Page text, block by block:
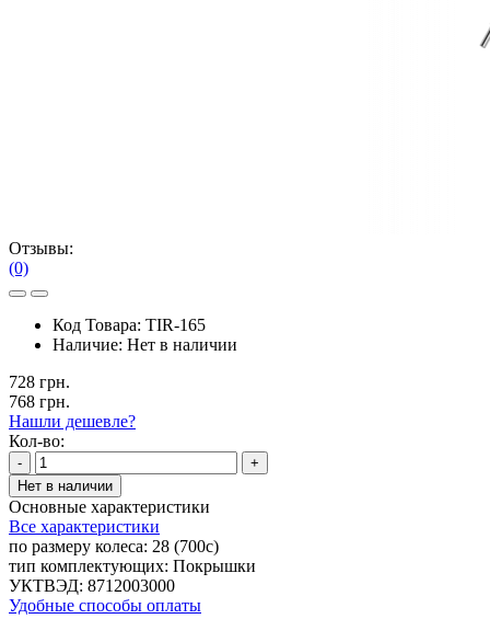
Отзывы:
(0)
Код Товара: TIR-165
Наличие: Нет в наличии
728 грн.
768 грн.
Нашли дешевле?
Кол-во:
-
+
Нет в наличии
Основные характеристики
Все характеристики
по размеру колеса: 28 (700c)
тип комплектующих: Покрышки
УКТВЭД: 8712003000
Удобные способы оплаты